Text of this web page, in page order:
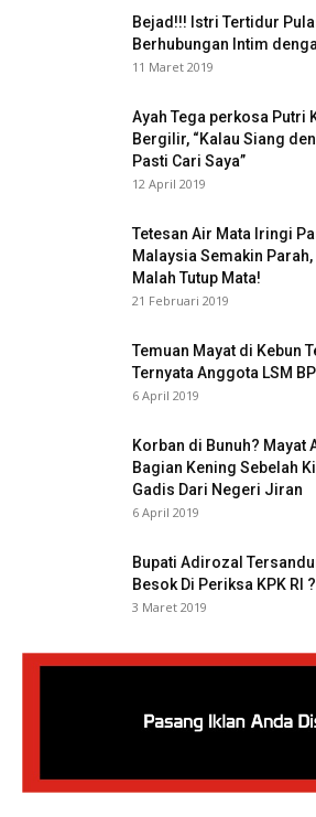
Bejad!!! Istri Tertidur
Berhubungan Intim
11 Maret 2019
Ayah Tega perkosa Putri
Bergilir, “Kalau Siang
Pasti Cari Saya”
12 April 2019
Tetesan Air Mata Iringi
Malaysia Semakin
Malah Tutup Mata!
21 Februari 2019
Temuan Mayat di Kebun
Ternyata Anggota LSM
6 April 2019
Korban di Bunuh? Mayat
Bagian Kening Sebelah
Gadis Dari Negeri Jiran
6 April 2019
Bupati Adirozal
Besok Di Periksa KPK RI ?
3 Maret 2019